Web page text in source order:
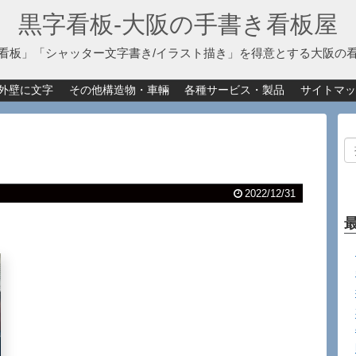
黒字看板‐大阪の手書き看板屋
板」「シャッター文字書き/イラスト描き」を得意とする大阪の
壁に文字 その他構造物・車輛 各種サービス・製品 サイトマ
2022/12/31